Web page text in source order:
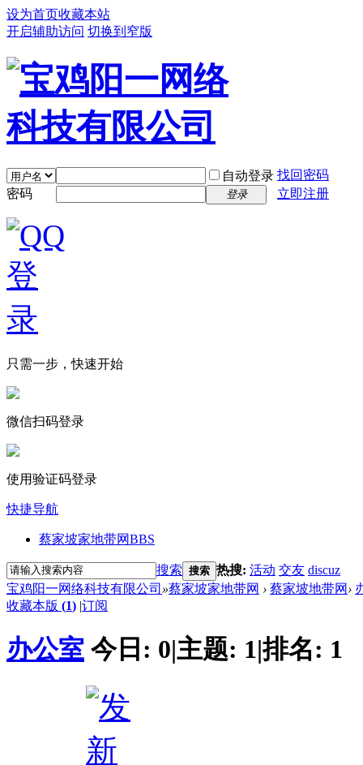
设为首页收藏本站
开启辅助访问 切换到窄版
自动登录 找回密码
密码
登录 立即注册
只需一步，快速开始
微信扫码登录
使用验证码登录
快捷导航
蔡家坡家地带网BBS
搜索 搜索 热搜: 活动 交友 discuz
宝鸡阳一网络科技有限公司 »蔡家坡家地带网 › 蔡家坡地带网 ›
收藏本版 (1) |订阅
办公室 今日: 0|主题: 1|排名: 1